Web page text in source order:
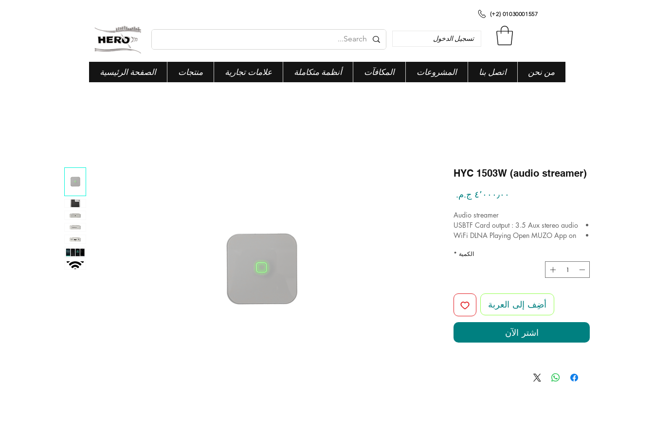
الصفحة الرئيسية منتجات علامات تجارية أنظمة متكاملة المكافآت المشروعات اتصل بنا من نحن
تسجيل الدخول
(+2) 01030001557
HYC 1503W (audio streamer)
Audio streamer
USBTF Card output : 3.5 Aux stereo audio
WiFi DLNA Playing Open MUZO App on
Automatically search for speakers and
players Follow the wizard step by step to
الكمية *
أضِف إلى العربة
اشترِ الآن